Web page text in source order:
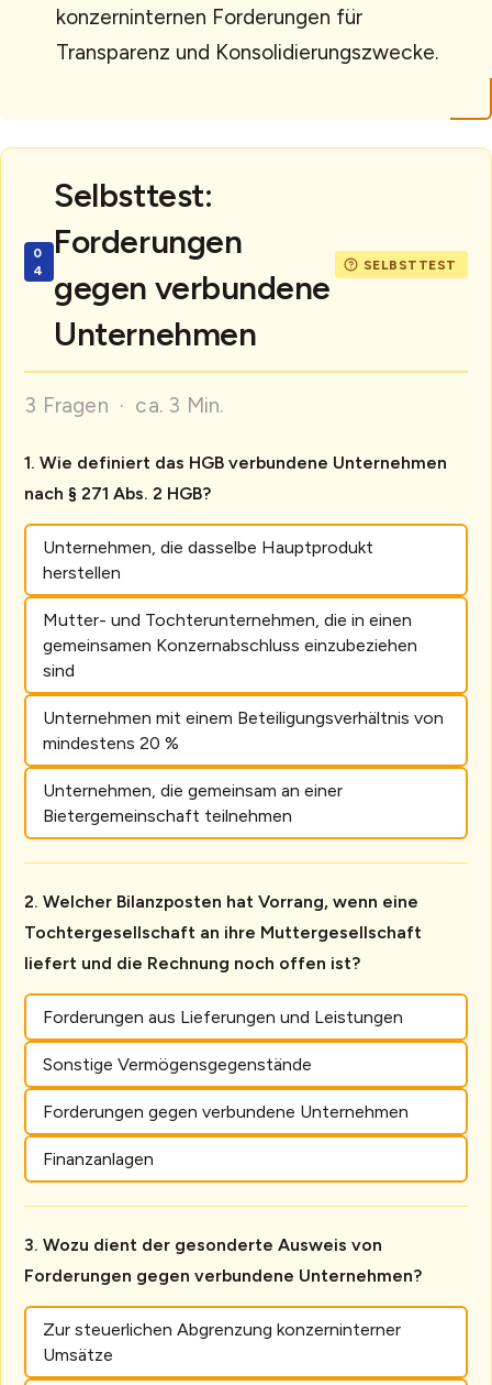
konzerninternen Forderungen für
Transparenz und Konsolidierungszwecke.
Selbsttest:
Forderungen
gegen verbundene
Unternehmen
3 Fragen · ca. 3 Min.
Wie definiert das HGB verbundene Unternehmen
nach § 271 Abs. 2 HGB?
Unternehmen, die dasselbe Hauptprodukt
herstellen
Mutter- und Tochterunternehmen, die in einen
gemeinsamen Konzernabschluss einzubeziehen
sind
Unternehmen mit einem Beteiligungsverhältnis von
mindestens 20 %
Unternehmen, die gemeinsam an einer
Bietergemeinschaft teilnehmen
Welcher Bilanzposten hat Vorrang, wenn eine
Tochtergesellschaft an ihre Muttergesellschaft
liefert und die Rechnung noch offen ist?
Forderungen aus Lieferungen und Leistungen
Sonstige Vermögensgegenstände
Forderungen gegen verbundene Unternehmen
Finanzanlagen
Wozu dient der gesonderte Ausweis von
Forderungen gegen verbundene Unternehmen?
Zur steuerlichen Abgrenzung konzerninterner
Umsätze